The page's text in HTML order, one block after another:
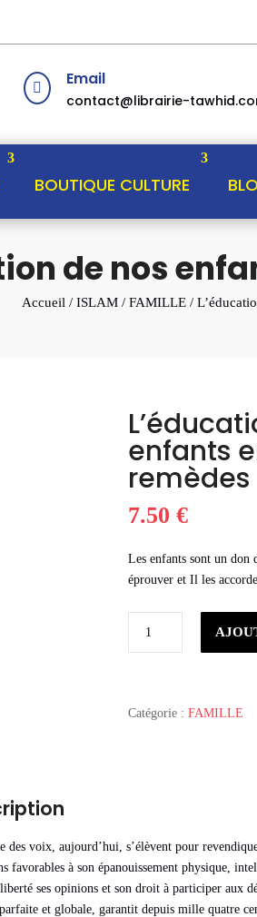
 Email
contact@librairie-
BOUTIQUE CULTURE
de nos
Accueil / ISLAM/ FAMILLE/
enfants
remèdes
7.50 €
Les enfants sont un don
éprouver et Il les
nos
Catégorie : FAMILLE
des voix, aujourd’hui, s’élèvent pour
favorables à son épanouissement physique,
ses opinions et son droit à participer aux
et globale, garantit depuis mille quatre